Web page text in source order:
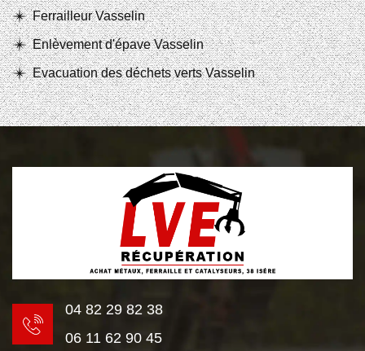
Ferrailleur Vasselin
Enlèvement d'épave Vasselin
Evacuation des déchets verts Vasselin
04 82 29 82 38
06 11 62 90 45